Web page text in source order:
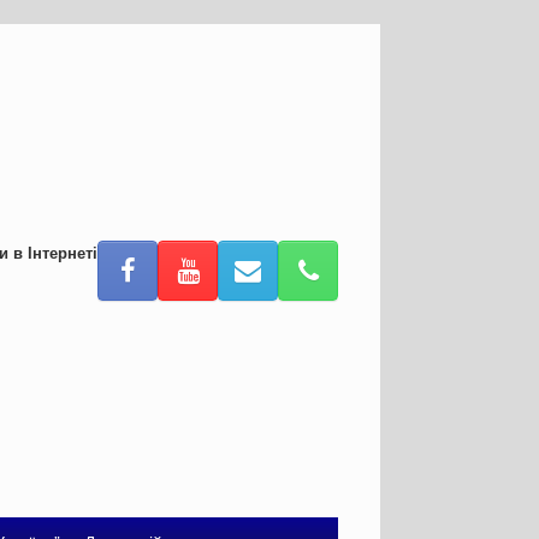
в Інтернеті